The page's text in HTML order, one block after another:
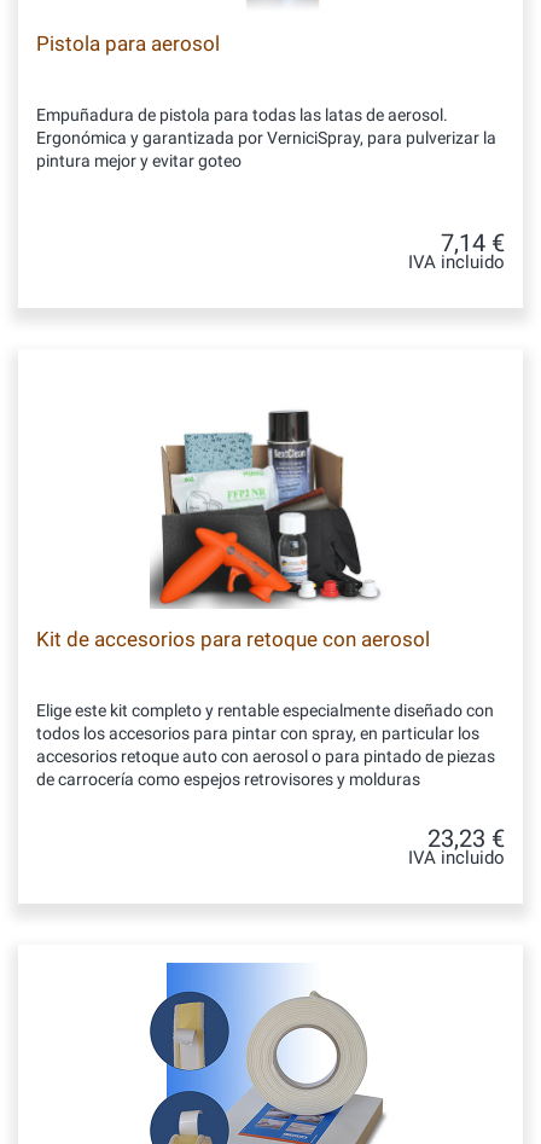
Pistola para aerosol
Empuñadura de pistola para todas las latas de aerosol.
Ergonómica y garantizada por VerniciSpray, para pulverizar la
pintura mejor y evitar goteo
7,14 €
IVA incluido
Kit de accesorios para retoque con aerosol
Elige este kit completo y rentable especialmente diseñado con
todos los accesorios para pintar con spray, en particular los
accesorios retoque auto con aerosol o para pintado de piezas
de carrocería como espejos retrovisores y molduras
23,23 €
IVA incluido